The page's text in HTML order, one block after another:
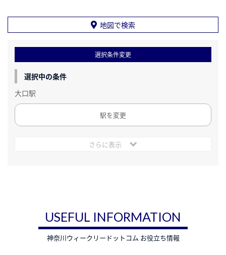
地図で検索
選択条件変更
選択中の条件
大口駅
駅を変更
さらに表示
USEFUL INFORMATION
神奈川ウィークリードットコム お役立ち情報